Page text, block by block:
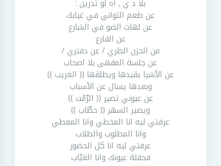
بلا د ي , آه لو تدرين :
عن طعم الثواني في غيابك
عن لهاث الضو في الشارع
عن الفارع
من الحزن الطري / عن دفتري /
عن جلسة المقهى بلا اصحاب
عن الأشيا يقيدها ويطلقها (( الغريب ))
وبعدها يسال عن الأسباب
عن عيوني تصير (( الرّمْث ))
ويصير السهر (( حطّاب ))
عرفتي ليه انا المخطي وانا المعطي
وانا المطلوب والطلاب
عرفتي ليه انا كل الحضور
فحفلة عيونك وانا الغيّاب